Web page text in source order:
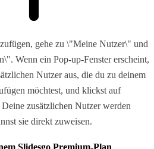
gehe zu \"Meine Nutzer\" und
Wenn ein Pop-up-Fenster erscheint,
Nutzer aus, die du zu deinem
möchtest, und klickst auf
zusätzlichen Nutzer werden
sie direkt zuweisen.
Slidesgo Premium-Plan